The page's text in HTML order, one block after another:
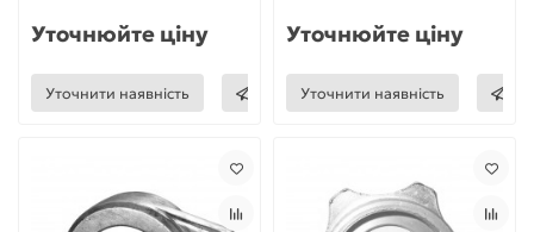
Уточнюйте ціну
Уточнити наявність
Уточнюйте ціну
Уточнити наявність